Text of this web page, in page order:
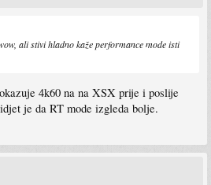
ali stivi hladno kaže performance mode isti
4k60 na na XSX prije i poslije
je da RT mode izgleda bolje.